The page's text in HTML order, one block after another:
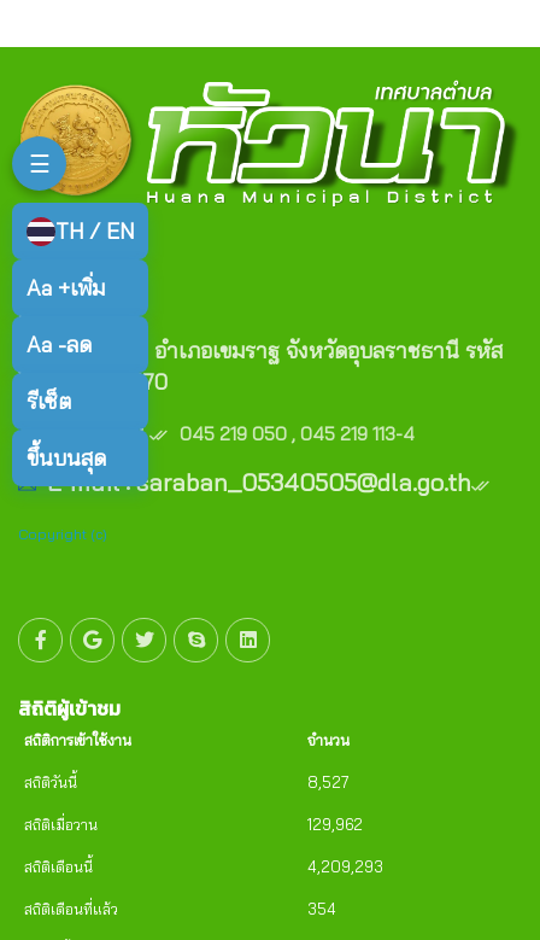
☰
TH / EN
Aa +เพิ่ม
Aa -ลด
รีเซ็ต
ขึ้นบนสุด
ติดต่อเรา
ตำบลหัวนา อำเภอเขมราฐ จังหวัดอุบลราชธานี รหัส
ไปรษณีย์ 34170
เบอร์โทร : 045 219 050 , 045 219 113-4
E-mail : saraban_05340505@dla.go.th
Copyright (c)
สิถิติผู้เข้าชม
สถิติการเข้าใช้งาน จำนวน
สถิติวันนี้ 8,527
สถิติเมื่อวาน 129,962
สถิติเดือนนี้ 4,209,293
สถิติเดือนที่แล้ว 354